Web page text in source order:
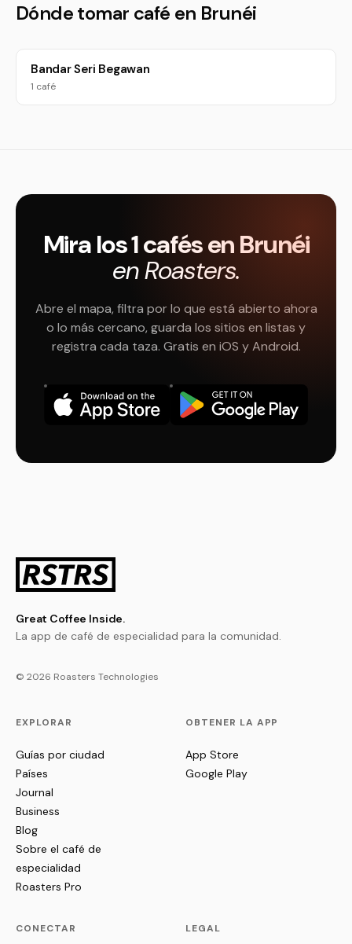
Dónde tomar café en Brunéi
Bandar Seri Begawan
1 café
Mira los 1 cafés en Brunéi
en Roasters.
Abre el mapa, filtra por lo que está abierto ahora
o lo más cercano, guarda los sitios en listas y
registra cada taza. Gratis en iOS y Android.
Great Coffee Inside.
La app de café de especialidad para la comunidad.
© 2026 Roasters Technologies
EXPLORAR
Guías por ciudad
Países
Journal
Business
Blog
Sobre el café de
especialidad
Roasters Pro
OBTENER LA APP
App Store
Google Play
CONECTAR LEGAL